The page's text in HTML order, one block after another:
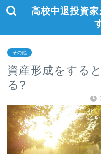
高校中退投資
その他
資産形成をする
る?